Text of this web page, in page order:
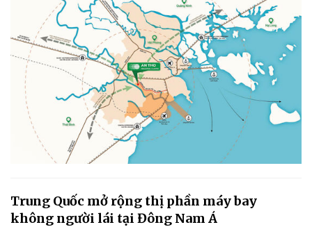
Trung Quốc mở rộng thị phần máy bay
không người lái tại Đông Nam Á